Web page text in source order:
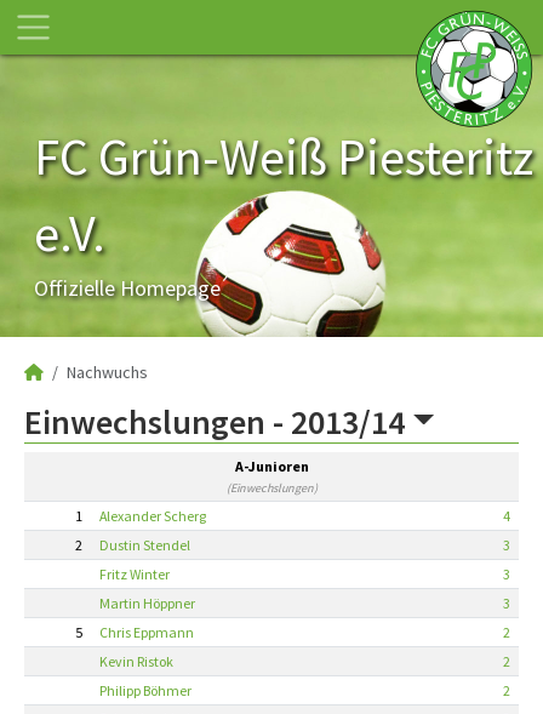
FC Grün-Weiß Piesteritz
e.V.
Offizielle Homepage
Nachwuchs
Einwechslungen - 2013/14
A-Junioren
(Einwechslungen)
1 Alexander Scherg
4
2
Dustin Stendel
3
Fritz Winter
3
Martin Höppner
3
5
Chris Eppmann
2
Kevin Ristok
2
Philipp Böhmer
2